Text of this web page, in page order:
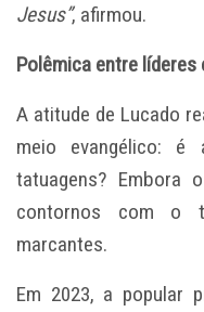
Jesus”, afirmou.
Polêmica entre líderes
A atitude de Lucado
meio evangélico: é
tatuagens? Embora
contornos com o
marcantes.
Em 2023, a popular